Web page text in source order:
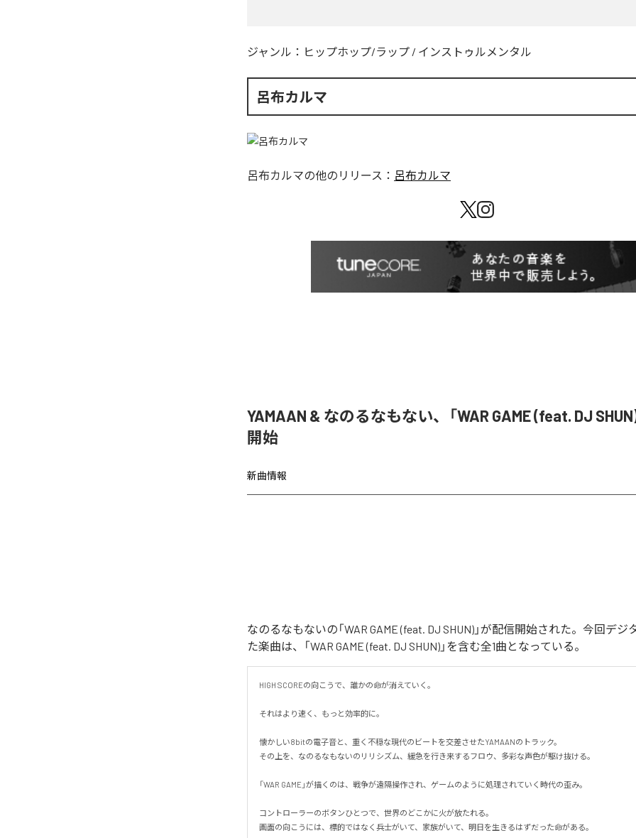
ジャンル： ヒップホップ/ラップ / インストゥルメンタル
呂布カルマ
呂布カルマの他のリリース： 呂布カルマ
YAMAAN & なのるなもない、「WAR GAME (feat. DJ
開始
新曲情報
なのるなもないの「WAR GAME (feat. DJ SHUN)」が配信開始された。今回デジ
た楽曲は、「WAR GAME (feat. DJ SHUN)」を含む全1曲となっている。
HIGH SCOREの向こうで、誰かの命が消えていく。
それはより速く、もっと効率的に。
懐かしい8bitの電子音と、重く不穏な現代のビートを交差させたYAMAANのトラック。
その上を、なのるなもないのリリシズム、緩急を行き来するフロウ、多彩な声色が駆け抜ける。
「WAR GAME」が描くのは、戦争が遠隔操作され、ゲームのように処理されていく時代の歪み。
コントローラーのボタンひとつで、世界のどこかに火が放たれる。
画面の向こうには、標的ではなく兵士がいて、家族がいて、明日を生きるはずだった命がある。